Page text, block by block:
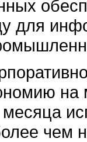
для
чем